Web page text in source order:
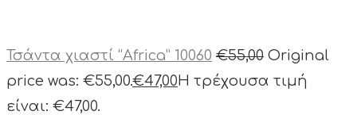
Τσάντα χιαστί “Africa” 10060 €55,00 Original
price was: €55,00.€47,00 Η τρέχουσα τιμή
είναι: €47,00.